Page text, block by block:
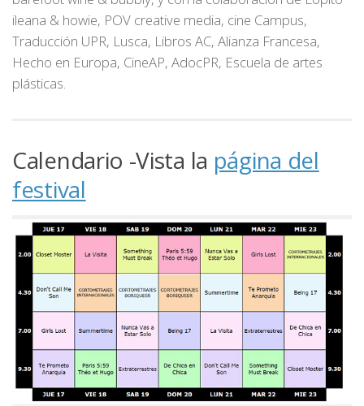
ileana & howie, POV creative media, cine Campus,
Traducción UPR, Lusca, Libros AC, Alianza Francesa,
Hecho en Europa, CineAP, AdocPR, Escuela de artes
plásticas.
Calendario -Vista la página del
festival